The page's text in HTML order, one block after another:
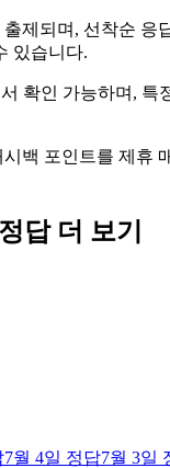
제되며, 선착순
있습니다.
확인 가능하며,
백 포인트를 제휴
정답 더 보기
7월 4일 정답7월 3일